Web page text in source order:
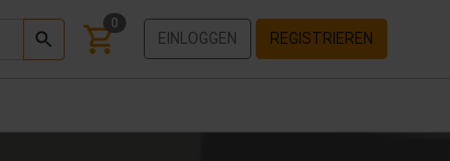
0
EINLOGGEN REGISTRIEREN